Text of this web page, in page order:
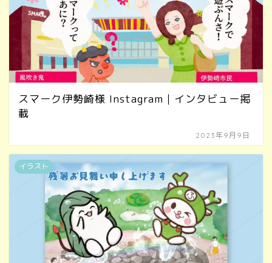
スマーク伊勢崎様 Instagram｜インタビュー掲
載
2023年9月9日
イラスト